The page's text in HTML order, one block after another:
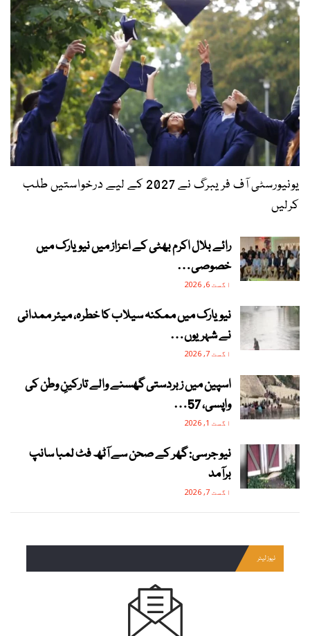
یونیورسٹی آف فریبرگ نے 2027 کے لیے درخواستیں طلب
کرلیں
رائے بلال اکرم بھٹی کے اعزاز میں نیویارک میں
خصوصی…
اگست 6, 2026
نیویارک میں ممکنہ سیلاب کا خطرہ، میئر ممدانی
نے شہریوں…
اگست 7, 2026
اسپین میں زبردستی گھسنے والے تارکینِ وطن کی
واپسی، 57…
اگست 1, 2026
نیو جرسی: گھر کے صحن سے آٹھ فٹ لمبا سانپ
برآمد
اگست 7, 2026
نیوز لیٹر